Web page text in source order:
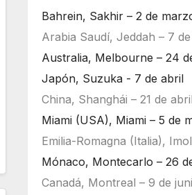
Bahrein, Sakhir – 2 de
Arabia Saudí, Jeddah – 7
Australia, Melbourne – 24
Japón, Suzuka - 7 de abril
China, Shanghái – 21 de abril
Miami (USA), Miami – 5 de
Emilia-Romagna (Italia),
Mónaco, Montecarlo – 26
Canadá, Montreal – 9 de